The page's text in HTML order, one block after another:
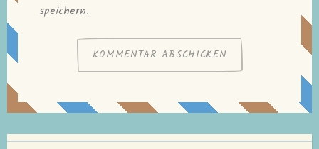
speichern.